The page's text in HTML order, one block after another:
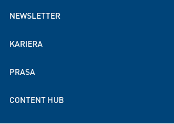
Wydarzenia
NEWSLETTER
KARIERA
PRASA
CONTENT HUB